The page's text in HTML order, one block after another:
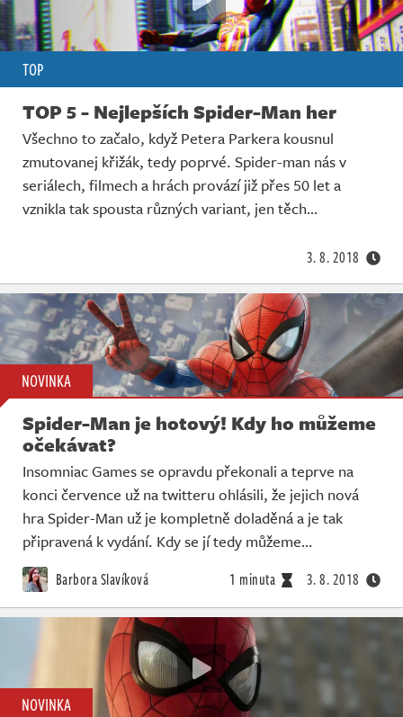
TOP
TOP 5 - Nejlepších Spider-Man her
Všechno to začalo, když Petera Parkera kousnul
zmutovanej křižák, tedy poprvé. Spider-man nás v
seriálech, filmech a hrách provází již přes 50 let a
vznikla tak spousta různých variant, jen těch…
3. 8. 2018
NOVINKA
Spider-Man je hotový! Kdy ho můžeme
očekávat?
Insomniac Games se opravdu překonali a teprve na
konci července už na twitteru ohlásili, že jejich nová
hra Spider-Man už je kompletně doladěná a je tak
připravená k vydání. Kdy se jí tedy můžeme…
Barbora Slavíková 1 minuta 3. 8. 2018
NOVINKA